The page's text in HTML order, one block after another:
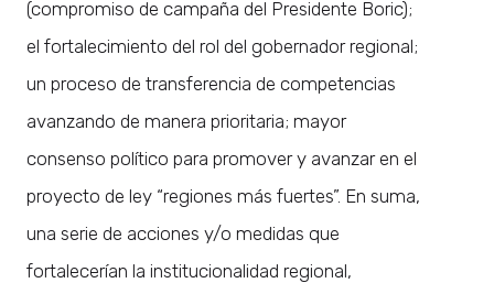
(compromiso de campaña del Presidente Boric);
el fortalecimiento del rol del gobernador regional;
un proceso de transferencia de competencias
avanzando de manera prioritaria; mayor
consenso político para promover y avanzar en el
proyecto de ley “regiones más fuertes”. En suma,
una serie de acciones y/o medidas que
fortalecerían la institucionalidad regional,